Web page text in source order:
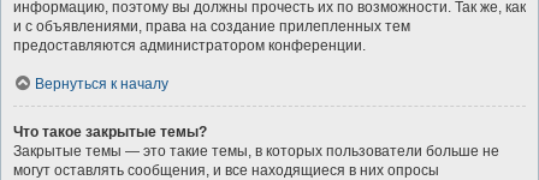
информацию, поэтому вы должны прочесть их по возможности. Так же, как
и с объявлениями, права на создание прилепленных тем
предоставляются администратором конференции.
Вернуться к началу
Что такое закрытые темы?
Закрытые темы — это такие темы, в которых пользователи больше не
могут оставлять сообщения, и все находящиеся в них опросы